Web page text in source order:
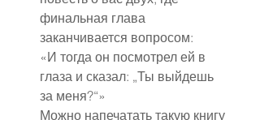
финальная глава
заканчивается вопросом:
«И тогда он посмотрел ей в
глаза и сказал: „Ты выйдешь
за меня?“»
Можно напечатать такую книгу